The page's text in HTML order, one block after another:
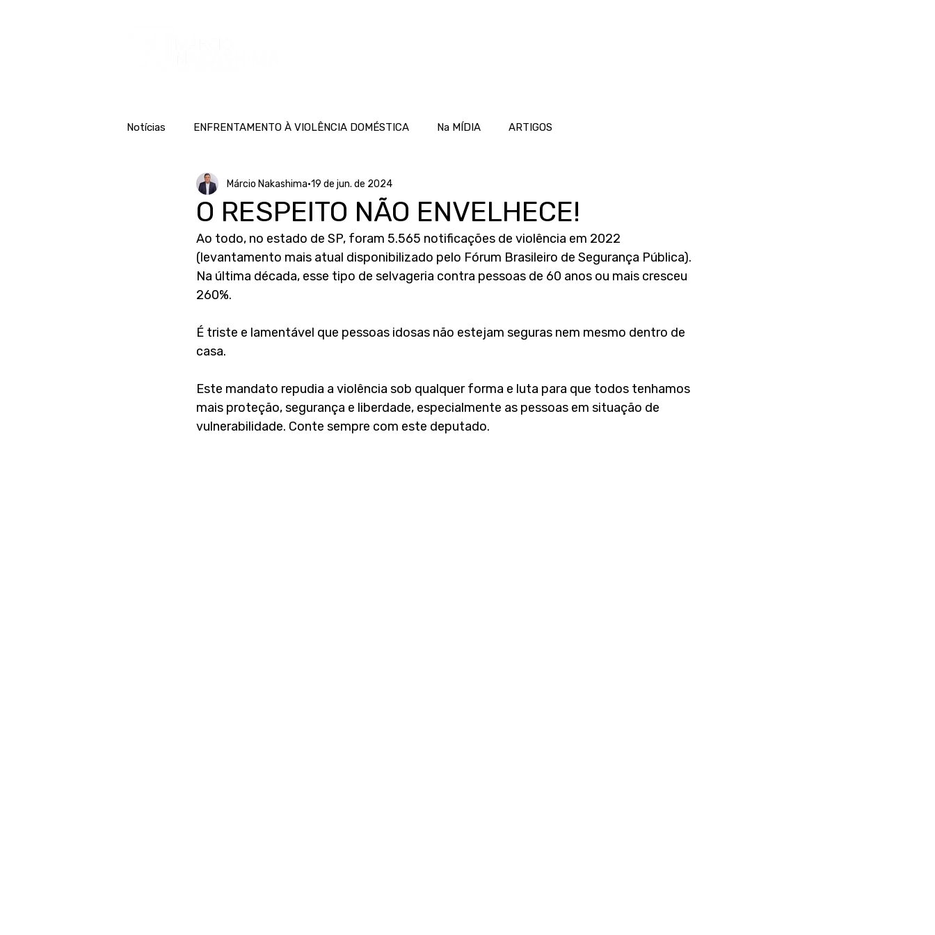
Notícias ENFRENTAMENTO À VIOLÊNCIA DOMÉSTICA Na MÍDIA ARTIGOS
O RESPEITO NÃO ENVELHECE!
Márcio Nakashima 19 de jun. de 2024
Ao todo, no estado de SP, foram 5.565 notificações de violência em 2022
(levantamento mais atual disponibilizado pelo Fórum Brasileiro de Segurança Pública).
Na última década, esse tipo de selvageria contra pessoas de 60 anos ou mais cresceu
260%.
É triste e lamentável que pessoas idosas não estejam seguras nem mesmo dentro de
casa.
Este mandato repudia a violência sob qualquer forma e luta para que todos tenhamos
mais proteção, segurança e liberdade, especialmente as pessoas em situação de
vulnerabilidade. Conte sempre com este deputado.